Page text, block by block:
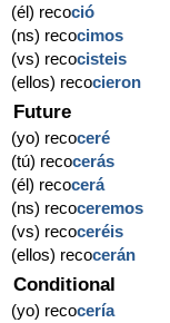
(él) recoció
(ns) recocimos
(vs) recocisteis
(ellos) recocieron
Future
(yo) recoceré
(tú) recocerás
(él) recocerá
(ns) recoceremos
(vs) recoceréis
(ellos) recocerán
Conditional
(yo) recocería